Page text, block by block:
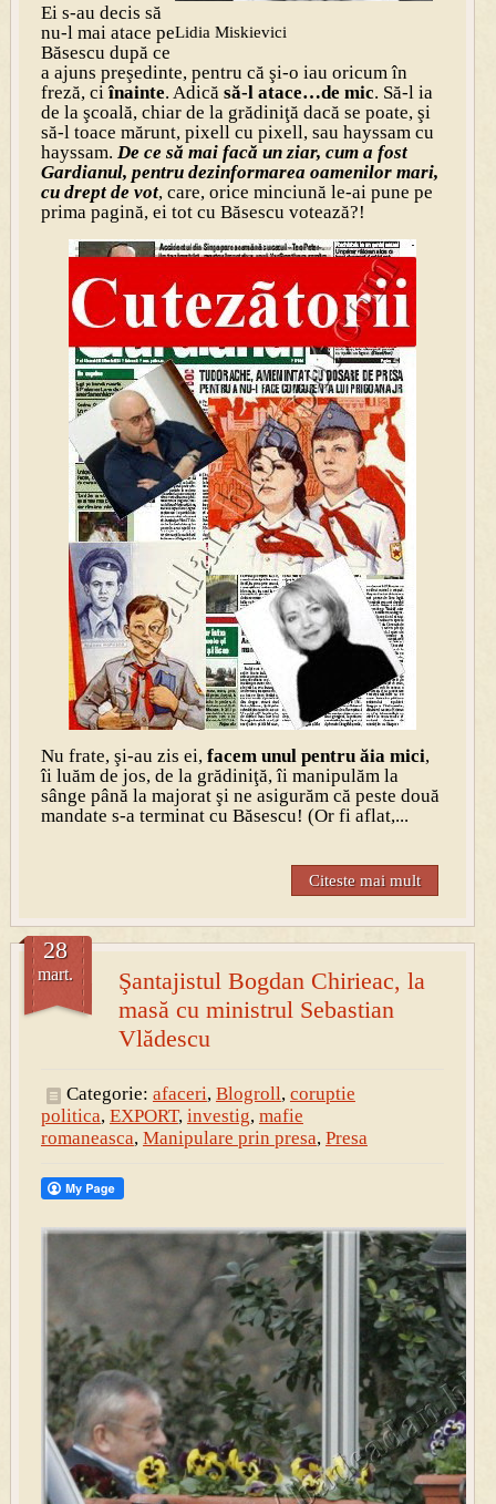
Lidia Miskievici
Ei s-au decis să
nu-l mai atace pe
Băsescu după ce
a ajuns preşedinte, pentru că şi-o iau oricum în
freză, ciînainte. Adică să-l atace…de mic. Să-l ia
de la şcoală, chiar de la grădiniţă dacă se poate, şi
să-l toace mărunt, pixell cu pixell, sau hayssam cu
hayssam. De ce să mai facă un ziar, cum a fost
Gardianul, pentru dezinformarea oamenilor mari,
cu drept de vot, care, orice minciună le-ai pune pe
prima pagină, ei tot cu Băsescu votează?!
Nu frate, şi-au zis ei, facem unul pentru ăia mici,
îi luăm de jos, de la grădiniţă, îi manipulăm la
sânge până la majorat şi ne asigurăm că peste două
mandate s-a terminat cu Băsescu! (Or fi aflat,...
Citeste mai mult
Şantajistul Bogdan Chirieac, la
masă cu ministrul Sebastian
Vlădescu
28
mart.
Categorie: afaceri, Blogroll, coruptie
politica, EXPORT, investig, mafie
romaneasca, Manipulare prin presa, Presa